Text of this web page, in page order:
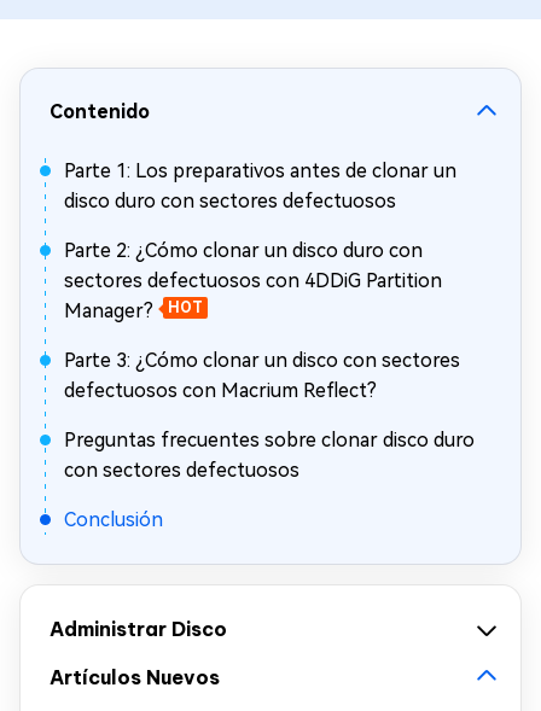
Contenido
Parte 1: Los preparativos antes de clonar un
disco duro con sectores defectuosos
Parte 2: ¿Cómo clonar un disco duro con
sectores defectuosos con 4DDiG Partition
Manager?
HOT
Parte 3: ¿Cómo clonar un disco con sectores
defectuosos con Macrium Reflect?
Preguntas frecuentes sobre clonar disco duro
con sectores defectuosos
Conclusión
Administrar Disco
Artículos Nuevos